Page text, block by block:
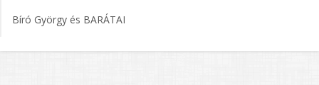
Bíró György és BARÁTAI